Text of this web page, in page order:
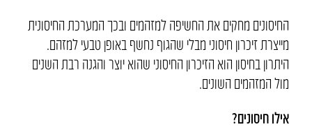
החיסונים מחקים את החשיפה למזהמים ובכך המערכת החיסונית
מייצרת זיכרון חיסוני מבלי שהגוף נחשף באופן טבעי למזהם.
היתרון בחיסון הוא הזיכרון החיסוני שהוא יוצר והגנה רבת השנים
מול המזהמים השונים.
אילו חיסונים?